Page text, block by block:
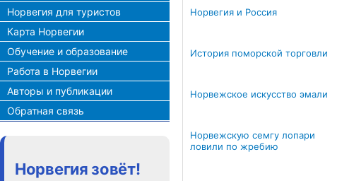
Норвегия для туристов
Карта Норвегии
Обучение и образование
Работа в Норвегии
Авторы и публикации
Обратная связь
Норвегия зовёт!
Норвегия и Россия
История поморской торговли
Норвежское искусство эмали
Норвежскую семгу лопари
ловили по жребию